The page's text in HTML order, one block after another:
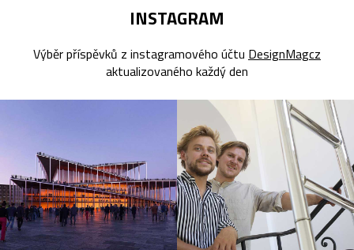
INSTAGRAM
Výběr příspěvků z instagramového účtu DesignMagcz
aktualizovaného každý den